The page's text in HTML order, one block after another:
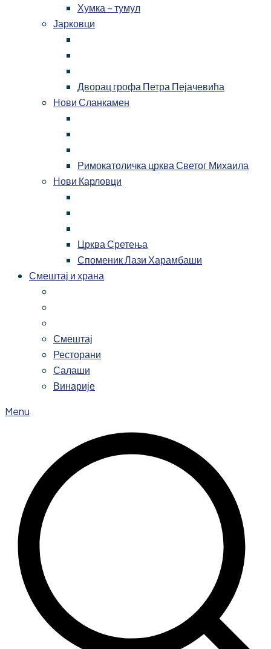
Хумка – тумул
Јарковци
Дворац грофа Петра Пејачевића
Нови Сланкамен
Римокатоличка црква Светог Михаила
Нови Карловци
Црква Сретења
Споменик Лази Харамбаши
Смештај и храна
Смештај
Ресторани
Салаши
Винарије
Menu